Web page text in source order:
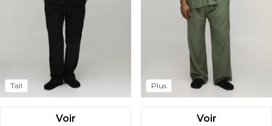
Tall
Voir
Plus
Voir